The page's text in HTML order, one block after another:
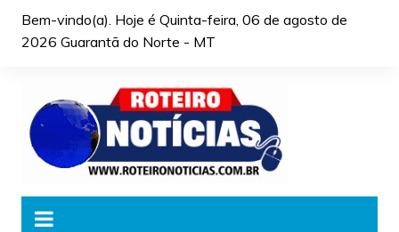
Bem-vindo(a). Hoje é Quinta-feira, 06 de agosto de
2026 Guarantã do Norte - MT